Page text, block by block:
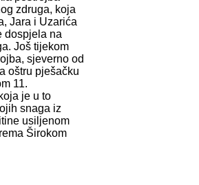
zdruga, koja
Jara i Uzarića
dospjela na
Još tijekom
sjeverno od
oštru pješačku
11.
je u to
snaga iz
usiljenom
Širokom